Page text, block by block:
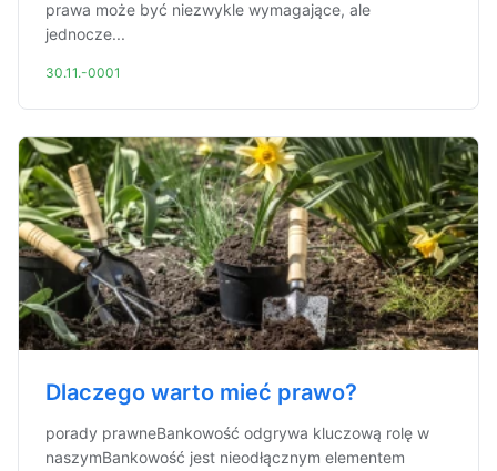
prawa może być niezwykle wymagające, ale
jednocze...
30.11.-0001
Dlaczego warto mieć prawo?
porady prawneBankowość odgrywa kluczową rolę w
naszymBankowość jest nieodłącznym elementem